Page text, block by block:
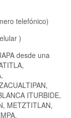
telefónico)
)
desde una
ITURBIDE,
METZTITLAN,